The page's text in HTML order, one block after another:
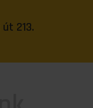
213.